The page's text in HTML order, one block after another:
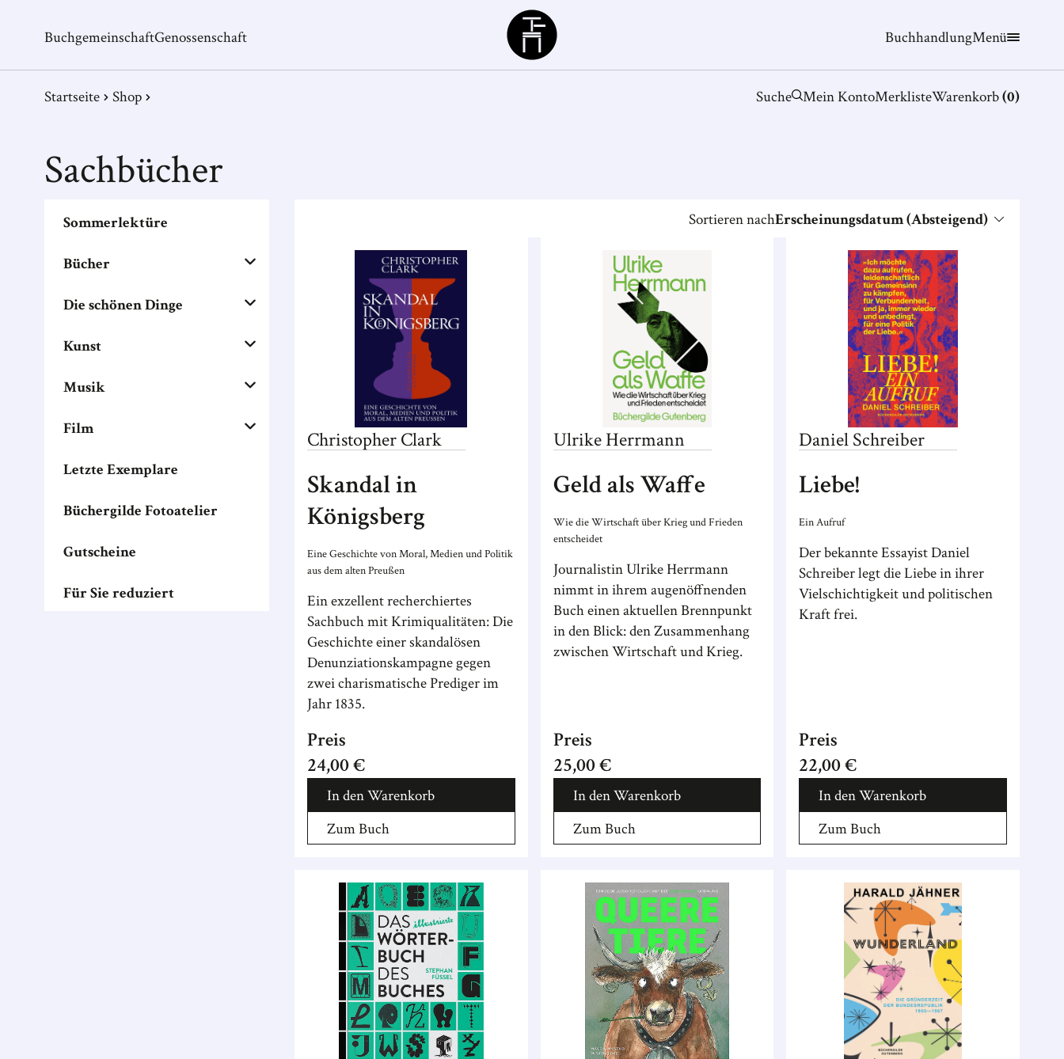
BuchgemeinschaftGenossenschaft
Büchergilde
BuchhandlungMenü
Startseite Shop Suche Mein KontoMerklisteWarenkorb(0)
Sachbücher
Sommerlektüre
Bücher
Die schönen Dinge
Kunst
Musik
Film
Letzte Exemplare
Büchergilde Fotoatelier
Gutscheine
Für Sie reduziert
Sortieren nachErscheinungsdatum (Absteigend)
ChristopherClark
Skandal in
Königsberg
Eine Geschichte von Moral, Medien und Politik
aus dem alten Preußen
Ein exzellent recherchiertes
Sachbuch mit Krimiqualitäten: Die
Geschichte einer skandalösen
Denunziationskampagne gegen
zwei charismatische Prediger im
Jahr 1835.
Preis
24,00 €
In den Warenkorb
Zum Buch
Ulrike Herrmann
Geld als Waffe
Wie die Wirtschaft über Krieg und Frieden
entscheidet
Journalistin Ulrike Herrmann
nimmt in ihrem augenöffnenden
Buch einen aktuellen Brennpunkt
in den Blick: den Zusammenhang
zwischen Wirtschaft und Krieg.
Preis
25,00 €
In den Warenkorb
Zum Buch
DanielSchreiber
Liebe!
Ein Aufruf
Der bekannte Essayist Daniel
Schreiber legt die Liebe in ihrer
Vielschichtigkeit und politischen
Kraft frei.
Preis
22,00 €
In den Warenkorb
Zum Buch